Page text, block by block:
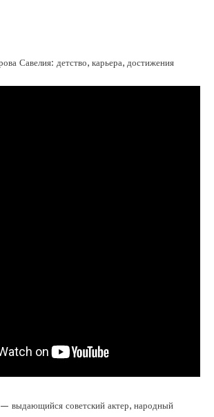
— выдающийся советский актер, народный